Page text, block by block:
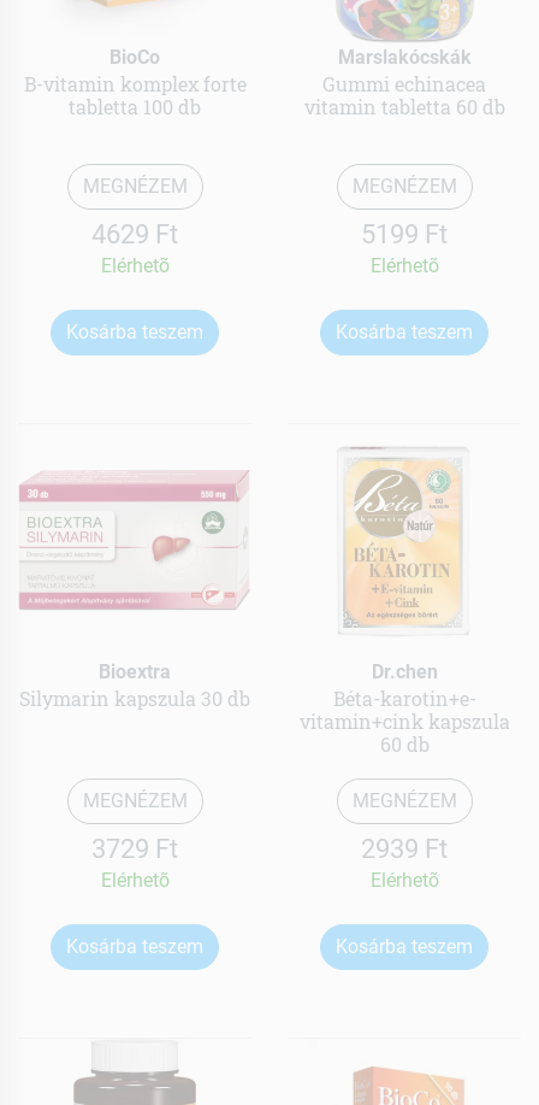
BioCo
B-vitamin komplex forte
tabletta 100 db
MEGNÉZEM
4629 Ft
Elérhetõ
Kosárba teszem
Marslakócskák
Gummi echinacea
vitamin tabletta 60 db
MEGNÉZEM
5199 Ft
Elérhetõ
Kosárba teszem
Bioextra
Silymarin kapszula 30 db
MEGNÉZEM
3729 Ft
Elérhetõ
Kosárba teszem
Dr.chen
Béta-karotin+e-
vitamin+cink kapszula
60 db
MEGNÉZEM
2939 Ft
Elérhetõ
Kosárba teszem